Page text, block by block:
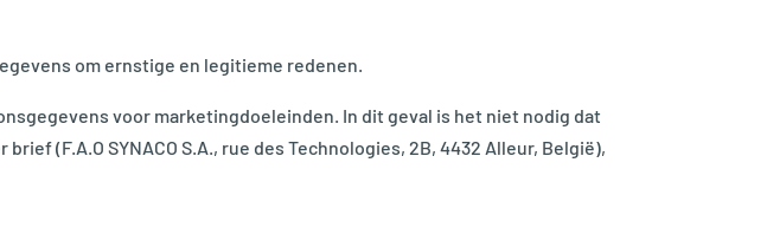
om ernstige en legitieme redenen.
voor marketingdoeleinden. In dit geval is het niet nodig dat
brief (F.A.O SYNACO S.A., rue des Technologies, 2B, 4432 Alleur, België),